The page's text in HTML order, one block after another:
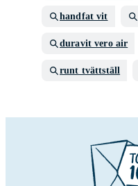
handfat vit
duravit vero air
runt tvättställ